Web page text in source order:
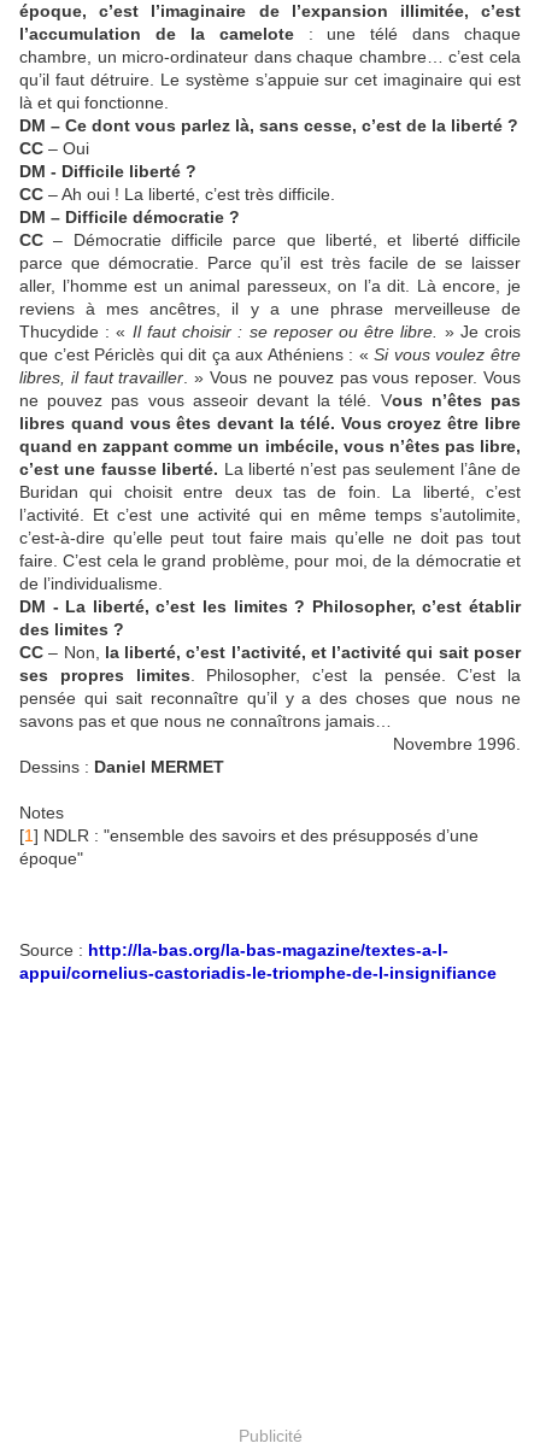
époque, c’est l’imaginaire de l’expansion illimitée, c’est
l’accumulation de la camelote: une télé dans chaque
chambre, un micro-ordinateur dans chaque chambre… c’est cela
qu’il faut détruire. Le système s’appuie sur cet imaginaire qui est
là et qui fonctionne.
DM – Ce dont vous parlez là, sans cesse, c’est de la liberté ?
CC – Oui
DM - Difficile liberté ?
CC – Ah oui ! La liberté, c’est très difficile.
DM – Difficile démocratie ?
CC – Démocratie difficile parce que liberté, et liberté difficile
parce que démocratie. Parce qu’il est très facile de se laisser
aller, l’homme est un animal paresseux, on l’a dit. Là encore, je
reviens à mes ancêtres, il y a une phrase merveilleuse de
Thucydide : « Il faut choisir : se reposer ou être libre.
» Je crois
que c’est Périclès qui dit ça aux Athéniens : «Si vous voulez être
libres, il faut travailler . » Vous ne pouvez pas vous reposer. Vous
ne pouvez pas vous asseoir devant la télé. Vous n’êtes pas
libres quand vous êtes devant la télé. Vous croyez être libre
quand en zappant comme un imbécile, vous n’êtes pas libre,
c’est une fausse liberté. La liberté n’est pas seulement l’âne de
Buridan qui choisit entre deux tas de foin. La liberté, c’est
l’activité. Et c’est une activité qui en même temps s’autolimite,
c’est-à-dire qu’elle peut tout faire mais qu’elle ne doit pas tout
faire. C’est cela le grand problème, pour moi, de la démocratie et
de l’individualisme.
DM - La liberté, c’est les limites ? Philosopher, c’est établir
des limites ?
CC – Non, la liberté, c’est l’activité, et l’activité qui sait poser
ses propres limites . Philosopher, c’est la pensée. C’est la
pensée qui sait reconnaître qu’il y a des choses que nous ne
savons pas et que nous ne connaîtrons jamais…
Novembre 1996.
Dessins : Daniel MERMET
Notes
[1] NDLR : "ensemble des savoirs et des présupposés d’une
époque"
Source : http://la-bas.org/la-bas-magazine/textes-a-l-
appui/cornelius-castoriadis-le-triomphe-de-l-insignifiance
Publicité